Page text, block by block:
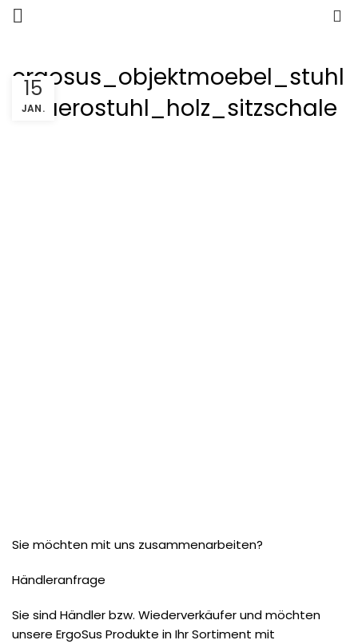
ergosus_objektmoebel_stuhl
_buerostuhl_holz_sitzschale
15
JAN.
Sie möchten mit uns zusammenarbeiten?
Händleranfrage
Sie sind Händler bzw. Wiederverkäufer und möchten
unsere ErgoSus Produkte in Ihr Sortiment mit